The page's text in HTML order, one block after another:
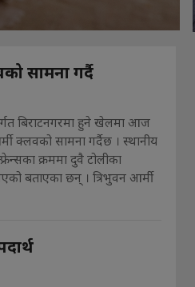
सामना गर्दै
बिराटनगरमा हुने खेलमा आज
क्लवको सामना गर्दैछ । स्थानीय
क्रममा दुवै टोलीका
बताएका छन् । त्रिभुवन आर्मी